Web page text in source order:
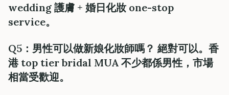
wedding 護膚 + 婚日化妝 one-stop
service。
Q5：男性可以做新娘化妝師嗎？ 絕對可以。香
港 top tier bridal MUA 不少都係男性，市場
相當受歡迎。